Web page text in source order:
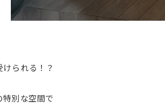
られる！？
別な空間で